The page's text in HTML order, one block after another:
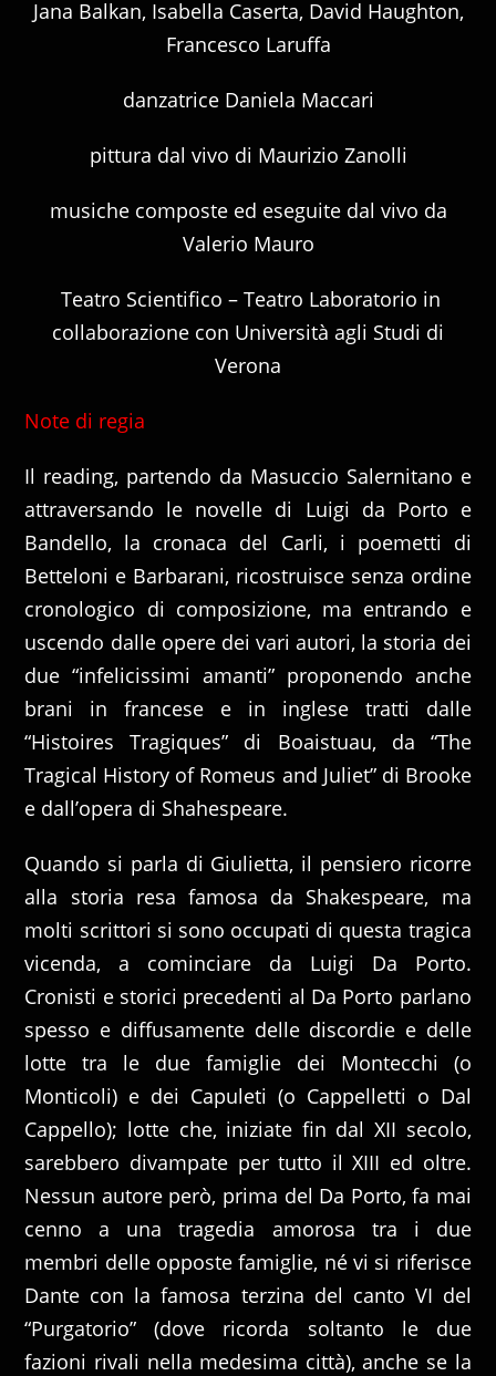
Jana Balkan, Isabella Caserta, David Haughton,
Francesco Laruffa
danzatrice Daniela Maccari
pittura dal vivo di Maurizio Zanolli
musiche composte ed eseguite dal vivo da
Valerio Mauro
Teatro Scientifico – Teatro Laboratorio in
collaborazione con Università agli Studi di
Verona
Note di regia
Il reading, partendo da Masuccio Salernitano e
attraversando le novelle di Luigi da Porto e
Bandello, la cronaca del Carli, i poemetti di
Betteloni e Barbarani, ricostruisce senza ordine
cronologico di composizione, ma entrando e
uscendo dalle opere dei vari autori, la storia dei
due “infelicissimi amanti” proponendo anche
brani in francese e in inglese tratti dalle
“Histoires Tragiques” di Boaistuau, da “The
Tragical History of Romeus and Juliet” di Brooke
e dall’opera di Shahespeare.
Quando si parla di Giulietta, il pensiero ricorre
alla storia resa famosa da Shakespeare, ma
molti scrittori si sono occupati di questa tragica
vicenda, a cominciare da Luigi Da Porto.
Cronisti e storici precedenti al Da Porto parlano
spesso e diffusamente delle discordie e delle
lotte tra le due famiglie dei Montecchi (o
Monticoli) e dei Capuleti (o Cappelletti o Dal
Cappello); lotte che, iniziate fin dal XII secolo,
sarebbero divampate per tutto il XIII ed oltre.
Nessun autore però, prima del Da Porto, fa mai
cenno a una tragedia amorosa tra i due
membri delle opposte famiglie, né vi si riferisce
Dante con la famosa terzina del canto VI del
“Purgatorio” (dove ricorda soltanto le due
fazioni rivali nella medesima città), anche se la